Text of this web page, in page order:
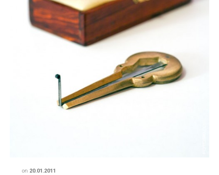
on 20.01.2011